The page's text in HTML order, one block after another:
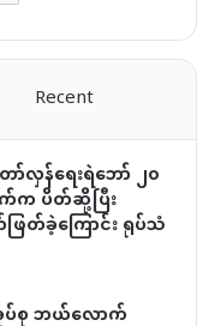
Recent
လှန်ရေးရဲဘော် ၂၀
က်က ပိတ်ဆို့ပြီး
တ်ခဲ့ကြောင်း ရုပ်သံ
ပ်စု ဘယ်လောက်